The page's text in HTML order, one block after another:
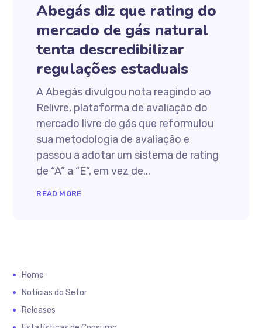
Abegás diz que rating do
mercado de gás natural
tenta descredibilizar
regulações estaduais
A Abegás divulgou nota reagindo ao
Relivre, plataforma de avaliação do
mercado livre de gás que reformulou
sua metodologia de avaliação e
passou a adotar um sistema de rating
de “A” a “E”, em vez de...
READ MORE
Home
Notícias do Setor
Releases